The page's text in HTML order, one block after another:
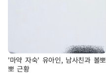
'마약 자숙' 유아인, 남사친과 볼뽀
뽀 근황